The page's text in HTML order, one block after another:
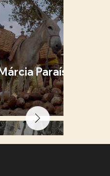
Paraíso +